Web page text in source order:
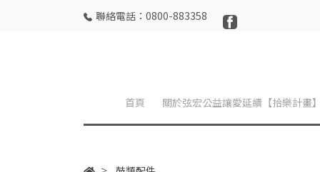
聯絡電話：0800-883358
首頁 關於弦宏公益讓愛延續【拾樂計畫